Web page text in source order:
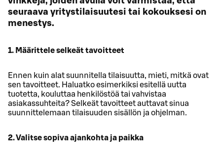
seuraava yritystilaisuutesi tai kokouksesi on
menestys.
1. Määrittele selkeät tavoitteet
Ennen kuin alat suunnitella tilaisuutta, mieti, mitkä ovat
sen tavoitteet. Haluatko esimerkiksi esitellä uutta
tuotetta, kouluttaa henkilöstöä tai vahvistaa
asiakassuhteita? Selkeät tavoitteet auttavat sinua
suunnittelemaan tilaisuuden sisällön ja ohjelman.
2. Valitse sopiva ajankohta ja paikka